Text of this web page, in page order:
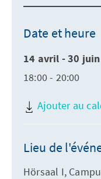
Date et heure
14 avril - 30
18:00 - 20:00
Ajouter au
Lieu de
Hörsaal I,